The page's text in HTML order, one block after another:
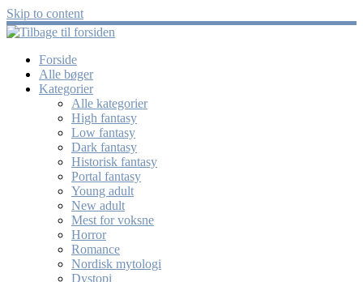
Skip to content
Forside
Alle bøger
Kategorier
Alle kategorier
High fantasy
Low fantasy
Dark fantasy
Historisk fantasy
Portal fantasy
Young adult
New adult
Mest for voksne
Horror
Romance
Nordisk mytologi
Dystopi